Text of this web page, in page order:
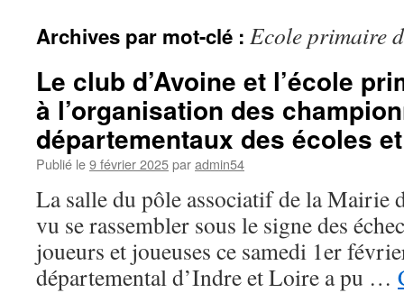
Archives par mot-clé : Ecole primaire
Le club d’Avoine et l’école
à l’organisation des
départementaux des écoles
Publié le9 février 2025paradmin54
La salle du pôle associatif de la Mairie
vu se rassembler sous le signe des
joueurs et joueuses ce samedi 1er
départemental d’Indre et Loire a pu …